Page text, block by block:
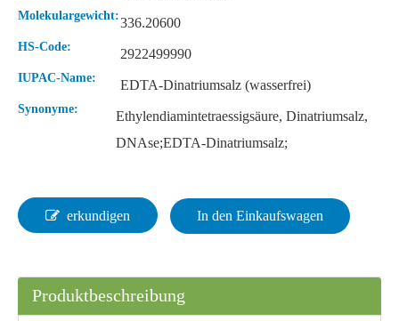
Molekulargewicht:336.20600
HS-Code: 2922499990
IUPAC-Name: EDTA-Dinatriumsalz (wasserfrei)
Synonyme:
Ethylendiamintetraessigsäure, Dinatriumsalz,
DNAse;EDTA-Dinatriumsalz;
erkundigen In den Einkaufswagen
Produktbeschreibung